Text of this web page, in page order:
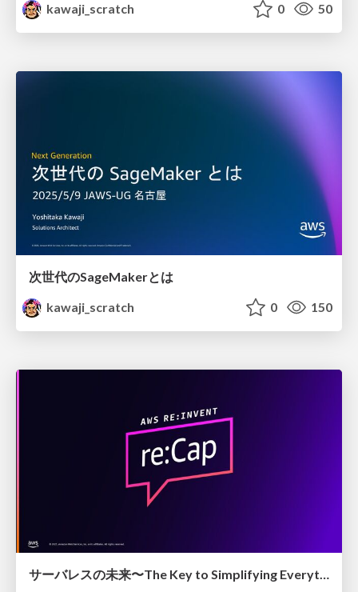
kawaji_scratch
0 50
次世代のSageMakerとは
kawaji_scratch
0 150
サーバレスの未来〜The Key to Simplifying Everything〜